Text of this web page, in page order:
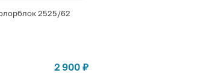
2525/62
2 900 ₽